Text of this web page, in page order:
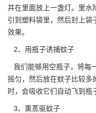
并在里面放上一盏灯。里水
引到塑料袋里，然后封上袋
效果。
2、用瓶子诱捕蚊子
我们能够用空瓶子，将每
摇匀，然后放在蚊子比较多
时，会吸收它们自动飞到瓶
3、熏蒸驱蚊子